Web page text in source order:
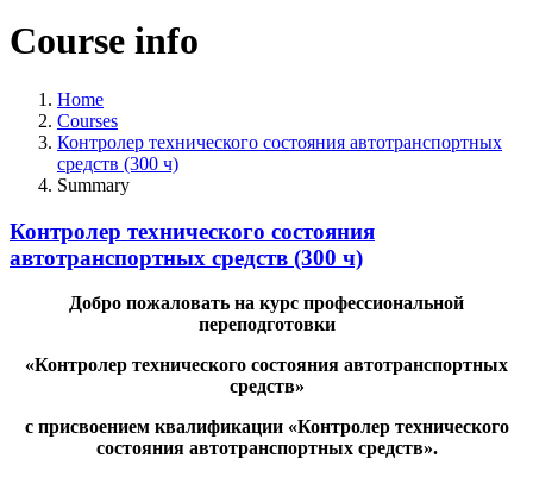
Course info
Home
Courses
Контролер технического состояния автотранспортных
средств (300 ч)
Summary
Контролер технического состояния
автотранспортных средств (300 ч)
Добро пожаловать на курс профессиональной
переподготовки
«Контролер технического состояния автотранспортных
средств»
с присвоением квалификации «Контролер технического
состояния автотранспортных средств».